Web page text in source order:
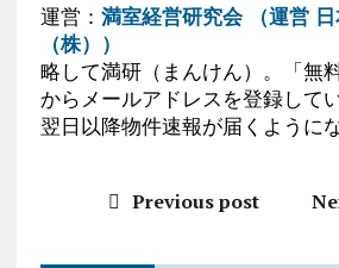
運営： 満室経営研究会 （運営
（株））
略して満研（まんけん）。「無
からメールアドレスを登録して
翌日以降物件速報が届くように
Previous post